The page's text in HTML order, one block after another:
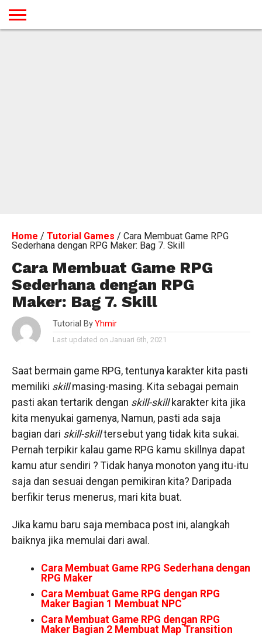
Home / Tutorial Games / Cara Membuat Game RPG
Sederhana dengan RPG Maker: Bag 7. Skill
Cara Membuat Game RPG
Sederhana dengan RPG
Maker: Bag 7. Skill
Tutorial By Yhmir
Last updated on Januari 6th, 2021
Saat bermain game RPG, tentunya karakter kita pasti
memiliki skillmasing-masing. Kita sebagai pemain
pasti akan tertarik dengan skill-skillkarakter kita jika
kita menyukai gamenya, Namun, pasti ada saja
bagian dari skill-skilltersebut yang tidak kita sukai.
Pernah terpikir kalau game RPG kamu skillnya dapat
kamu atur sendiri ? Tidak hanya monoton yang itu-itu
saja dan sesuai dengan pemikiran kita? Daripada
berfikir terus menerus, mari kita buat.
Jika kamu baru saja membaca post ini, alangkah
baiknya jika memulai dari awal.
Cara Membuat Game RPG Sederhana dengan
RPG Maker
Cara Membuat Game RPG dengan RPG
Maker Bagian 1 Membuat NPC
Cara Membuat Game RPG dengan RPG
Maker Bagian 2 Membuat Map Transition